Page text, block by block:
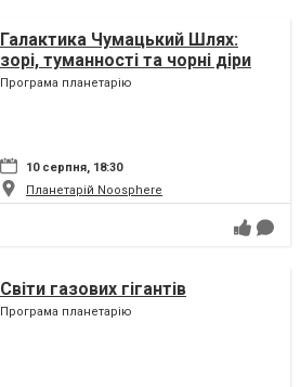
Галактика Чумацький Шлях:
зорі, туманності та чорні діри
Програма планетарію
10 серпня, 18:30
Планетарій Noosphere
Світи газових гігантів
Програма планетарію